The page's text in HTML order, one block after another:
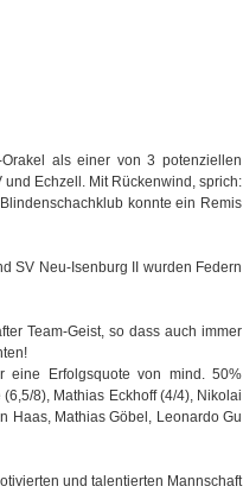
als einer von 3 potenziellen
Echzell. Mit Rückenwind, sprich:
konnte ein Remis
SV Neu-Isenburg II wurden Federn
Team-Geist, so dass auch immer
eine Erfolgsquote von mind. 50%
8), Mathias Eckhoff (4/4), Nikolai
Haas, Mathias Göbel, Leonardo Gu
und talentierten Mannschaft